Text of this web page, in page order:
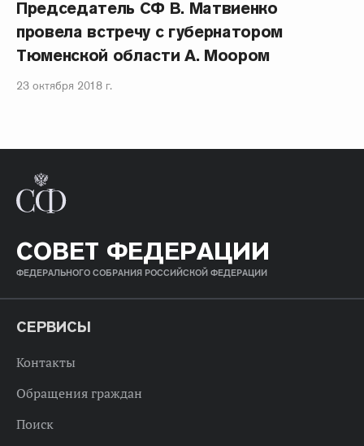
Председатель СФ В. Матвиенко
провела встречу с губернатором
Тюменской области А. Моором
23 октября 2018 г.
СОВЕТ ФЕДЕРАЦИИ
ФЕДЕРАЛЬНОГО СОБРАНИЯ РОССИЙСКОЙ ФЕДЕРАЦИИ
СЕРВИСЫ
Контакты
Обращения граждан
Поиск